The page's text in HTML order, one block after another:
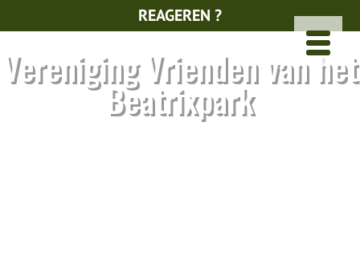
REAGEREN ?
Vereniging Vrienden van het
Beatrixpark